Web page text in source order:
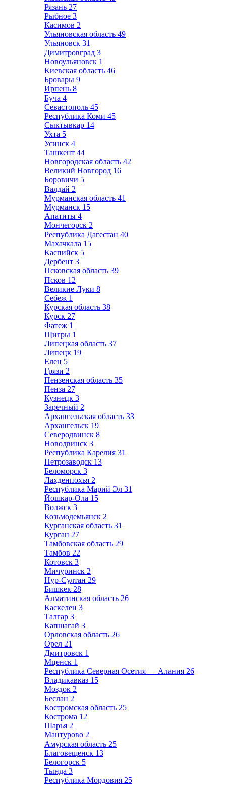
Рязань 27
Рыбное 3
Касимов 2
Ульяновская область 49
Ульяновск 31
Димитровград 3
Новоульяновск 1
Киевская область 46
Бровары 9
Ирпень 8
Буча 4
Севастополь 45
Республика Коми 45
Сыктывкар 14
Ухта 5
Усинск 4
Ташкент 44
Новгородская область 42
Великий Новгород 16
Боровичи 5
Валдай 2
Мурманская область 41
Мурманск 15
Апатиты 4
Мончегорск 2
Республика Дагестан 40
Махачкала 15
Каспийск 5
Дербент 3
Псковская область 39
Псков 12
Великие Луки 8
Себеж 1
Курская область 38
Курск 27
Фатеж 1
Щигры 1
Липецкая область 37
Липецк 19
Елец 5
Грязи 2
Пензенская область 35
Пенза 27
Кузнецк 3
Заречный 2
Архангельская область 33
Архангельск 19
Северодвинск 8
Новодвинск 3
Республика Карелия 31
Петрозаводск 13
Беломорск 3
Лахденпохья 2
Республика Марий Эл 31
Йошкар-Ола 15
Волжск 3
Козьмодемьянск 2
Курганская область 31
Курган 27
Тамбовская область 29
Тамбов 22
Котовск 3
Мичуринск 2
Нур-Султан 29
Бишкек 28
Алматинская область 26
Каскелен 3
Талгар 3
Капшагай 3
Орловская область 26
Орел 21
Дмитровск 1
Мценск 1
Республика Северная Осетия — Алания 26
Владикавказ 15
Моздок 2
Беслан 2
Костромская область 25
Кострома 12
Шарья 2
Мантурово 2
Амурская область 25
Благовещенск 13
Белогорск 5
Тында 3
Республика Мордовия 25